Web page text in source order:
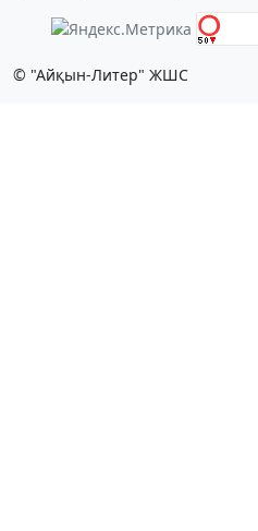
© "Айқын-Литер" ЖШС